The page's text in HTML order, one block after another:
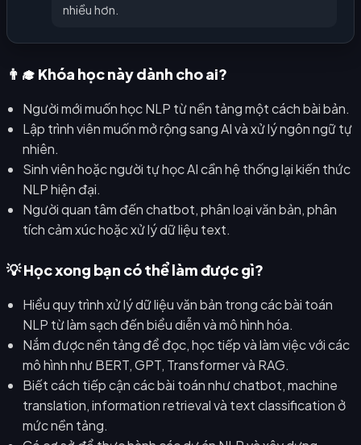
nhiều hơn.
👨‍🎓 Khóa học này dành cho ai?
Người mới muốn học NLP từ nền tảng một cách bài bản.
Lập trình viên muốn mở rộng sang AI và xử lý ngôn ngữ tự
nhiên.
Sinh viên hoặc người tự học AI cần hệ thống lại kiến thức
NLP hiện đại.
Người quan tâm đến chatbot, phân loại văn bản, phân
tích cảm xúc hoặc xử lý dữ liệu text.
💡 Học xong bạn có thể làm được gì?
Hiểu quy trình xử lý dữ liệu văn bản trong các bài toán
NLP từ làm sạch đến biểu diễn và mô hình hóa.
Nắm được nền tảng để đọc, học tiếp và làm việc với các
mô hình như BERT, GPT, Transformer và RAG.
Biết cách tiếp cận các bài toán như chatbot, machine
translation, information retrieval và text classification ở
mức nền tảng.